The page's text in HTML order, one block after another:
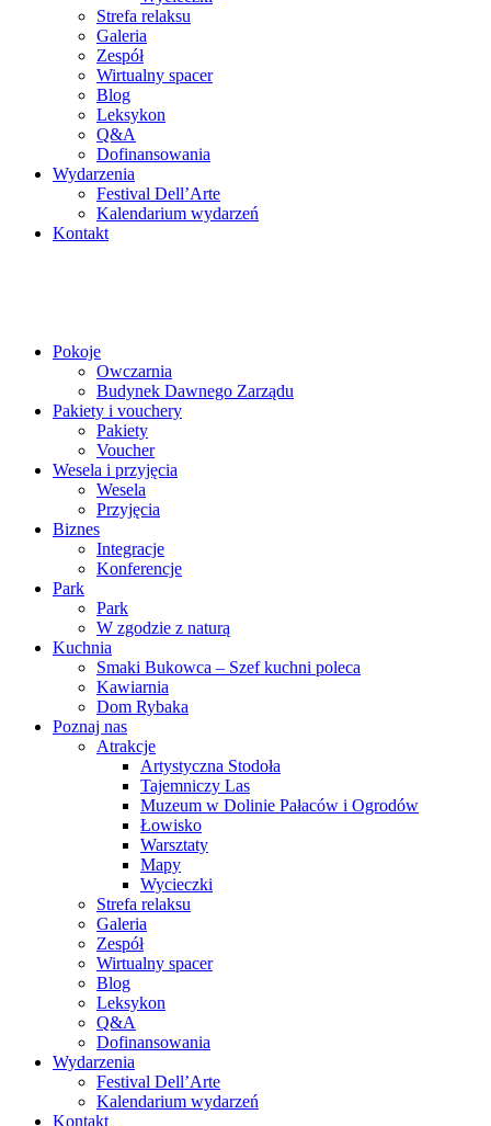
Strefa relaksu
Galeria
Zespół
Wirtualny spacer
Blog
Leksykon
Q&A
Dofinansowania
Wydarzenia
Festival Dell’Arte
Kalendarium wydarzeń
Kontakt
Pokoje
Owczarnia
Budynek Dawnego Zarządu
Pakiety i vouchery
Pakiety
Voucher
Wesela i przyjęcia
Wesela
Przyjęcia
Biznes
Integracje
Konferencje
Park
Park
W zgodzie z naturą
Kuchnia
Smaki Bukowca – Szef kuchni poleca
Kawiarnia
Dom Rybaka
Poznaj nas
Atrakcje
Artystyczna Stodoła
Tajemniczy Las
Muzeum w Dolinie Pałaców i Ogrodów
Łowisko
Warsztaty
Mapy
Wycieczki
Strefa relaksu
Galeria
Zespół
Wirtualny spacer
Blog
Leksykon
Q&A
Dofinansowania
Wydarzenia
Festival Dell’Arte
Kalendarium wydarzeń
Kontakt